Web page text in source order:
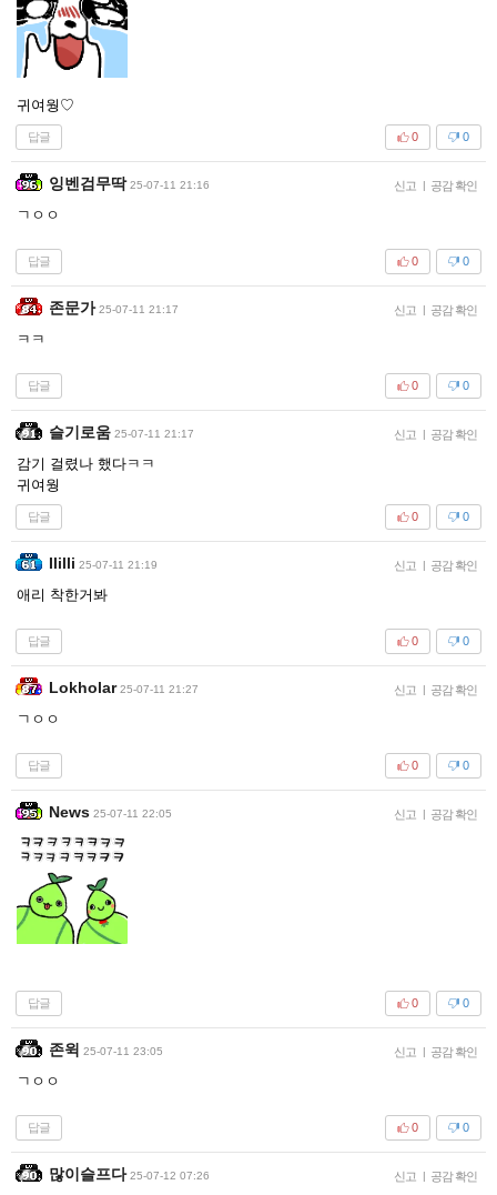
귀여웡♡
답글 0
0
잉벤검무딱 25-07-11 21:16 신고 | 공감 확인
ㄱㅇㅇ
답글 0
0
존문가 25-07-11 21:17 신고 | 공감 확인
ㅋㅋ
답글 0
0
슬기로움 25-07-11 21:17 신고 | 공감 확인
감기 걸렸나 했다ㅋㅋ
귀여웡
답글 0
0
Ililli 25-07-11 21:19 신고 | 공감 확인
애리 착한거봐
답글 0
0
Lokholar 25-07-11 21:27 신고 | 공감 확인
ㄱㅇㅇ
답글 0
0
News 25-07-11 22:05 신고 | 공감 확인
답글 0
0
존윅 25-07-11 23:05 신고 | 공감 확인
ㄱㅇㅇ
답글 0
0
많이슬프다 25-07-12 07:26 신고 | 공감 확인